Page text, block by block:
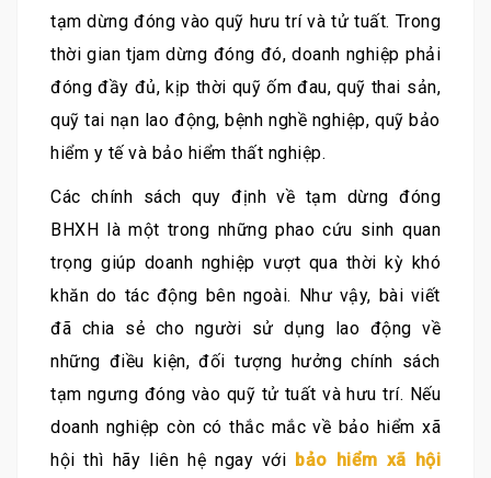
tạm dừng đóng vào quỹ hưu trí và tử tuất. Trong
thời gian tjam dừng đóng đó, doanh nghiệp phải
đóng đầy đủ, kịp thời quỹ ốm đau, quỹ thai sản,
quỹ tai nạn lao động, bệnh nghề nghiệp, quỹ bảo
hiểm y tế và bảo hiểm thất nghiệp.
Các chính sách quy định về tạm dừng đóng
BHXH là một trong những phao cứu sinh quan
trọng giúp doanh nghiệp vượt qua thời kỳ khó
khăn do tác động bên ngoài. Như vậy, bài viết
đã chia sẻ cho người sử dụng lao động về
những điều kiện, đối tượng hưởng chính sách
tạm ngưng đóng vào quỹ tử tuất và hưu trí. Nếu
doanh nghiệp còn có thắc mắc về bảo hiểm xã
hội thì hãy liên hệ ngay với bảo hiểm xã hội